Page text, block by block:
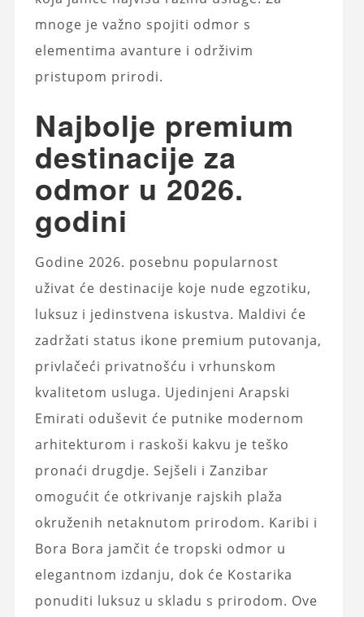
mnoge je važno spojiti odmor s
elementima avanture i održivim
pristupom prirodi.
Najbolje premium
destinacije za
odmor u 2026.
godini
Godine 2026. posebnu popularnost
uživat će destinacije koje nude egzotiku,
luksuz i jedinstvena iskustva. Maldivi će
zadržati status ikone premium putovanja,
privlačeći privatnošću i vrhunskom
kvalitetom usluga. Ujedinjeni Arapski
Emirati oduševit će putnike modernom
arhitekturom i raskoši kakvu je teško
pronaći drugdje. Sejšeli i Zanzibar
omogućit će otkrivanje rajskih plaža
okruženih netaknutom prirodom. Karibi i
Bora Bora jamčit će tropski odmor u
elegantnom izdanju, dok će Kostarika
ponuditi luksuz u skladu s prirodom. Ove